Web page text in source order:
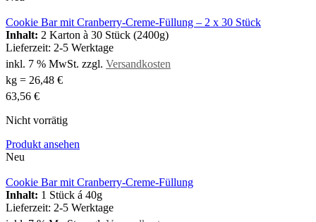
Cookie Bar mit Cranberry-Creme-Füllung – 2 x 30 Stück
Inhalt: 2 Karton à 30 Stück (2400g)
Lieferzeit: 2-5 Werktage
inkl. 7 % MwSt. zzgl. Versandkosten
kg = 26,48 €
63,56 €
Nicht vorrätig
Produkt ansehen
Neu
Cookie Bar mit Cranberry-Creme-Füllung
Inhalt: 1 Stück á 40g
Lieferzeit: 2-5 Werktage